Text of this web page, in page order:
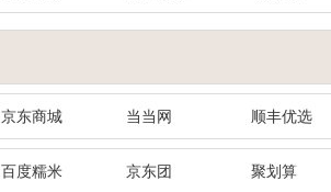
京东商城 当当网 顺丰优选
百度糯米 京东团 聚划算